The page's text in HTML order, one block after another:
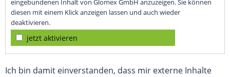
eingebundenen Inhalt von Glomex GmbH anzuzeigen. Sie können
diesen mit einem Klick anzeigen lassen und auch wieder
deaktivieren.
jetzt aktivieren
Ich bin damit einverstanden, dass mir externe Inhalte